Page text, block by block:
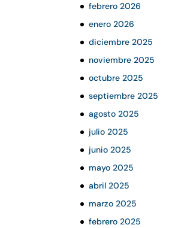
febrero 2026
enero 2026
diciembre 2025
noviembre 2025
octubre 2025
septiembre 2025
agosto 2025
julio 2025
junio 2025
mayo 2025
abril 2025
marzo 2025
febrero 2025